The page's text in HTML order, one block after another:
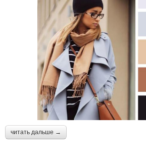
читать дальше →